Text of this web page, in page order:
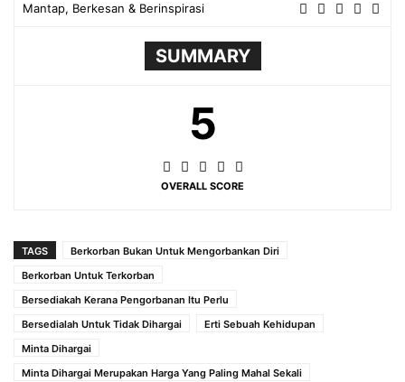
Mantap, Berkesan & Berinspirasi
SUMMARY
5
OVERALL SCORE
TAGS
Berkorban Bukan Untuk Mengorbankan Diri
Berkorban Untuk Terkorban
Bersediakah Kerana Pengorbanan Itu Perlu
Bersedialah Untuk Tidak Dihargai
Erti Sebuah Kehidupan
Minta Dihargai
Minta Dihargai Merupakan Harga Yang Paling Mahal Sekali